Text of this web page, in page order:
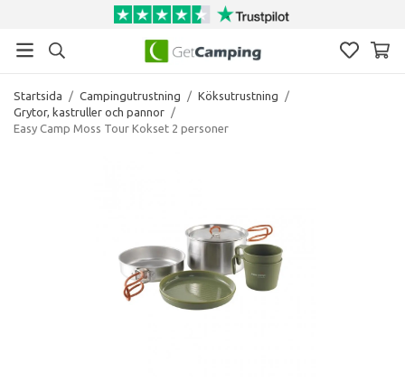
Startsida / Campingutrustning / Köksutrustning
/
Grytor, kastruller och pannor /
Easy Camp Moss Tour Kokset 2 personer